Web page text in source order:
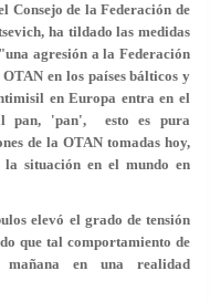
Consejo de la Federación de
ha tildado las medidas
agresión a la Federación
en los países bálticos y
en Europa entra en el
pan, 'pan', esto es pura
de la OTAN tomadas hoy,
situación en el mundo en
elevó el grado de tensión
que tal comportamiento de
mañana en una realidad